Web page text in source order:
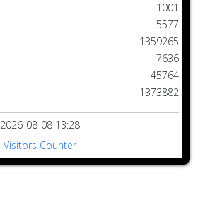
1001
5577
1359265
7636
45764
1373882
2026-08-08 13:28
Visitors Counter